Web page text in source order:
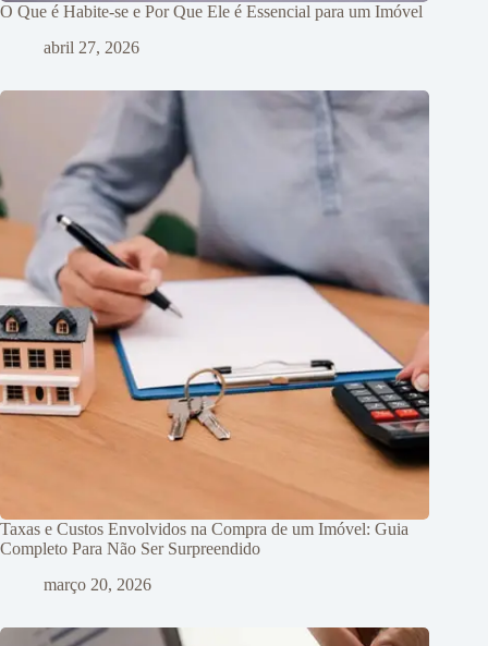
O Que é Habite-se e Por Que Ele é Essencial para um Imóvel
abril 27, 2026
Taxas e Custos Envolvidos na Compra de um Imóvel: Guia
Completo Para Não Ser Surpreendido
março 20, 2026